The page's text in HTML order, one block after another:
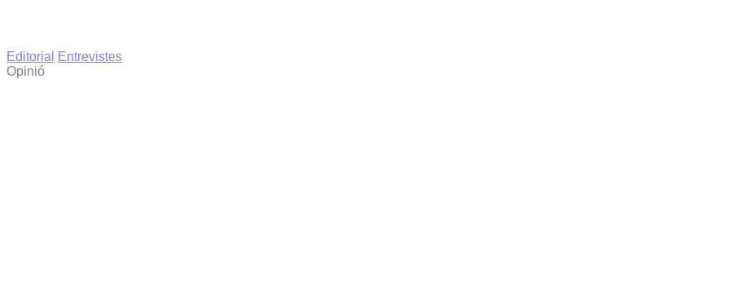
Editorial
Entrevistes
Opinió